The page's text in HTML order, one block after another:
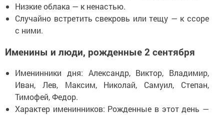
Низкие облака — к ненастью.
Случайно встретить свекровь или тещу — к ссоре
с ними.
Именины и люди, рожденные 2 сентября
Именинники дня: Александр, Виктор, Владимир,
Иван, Лев, Максим, Николай, Самуил, Степан,
Тимофей, Федор.
Характер именинников: Рожденные в этот день —